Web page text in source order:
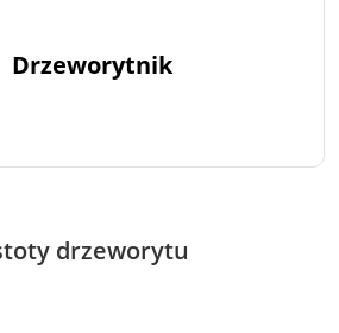
Drzeworytnik
drzeworytu